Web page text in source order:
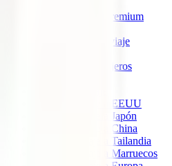
IATI Anulación Premium
IATI Anual Multiviaje
IATI Grandes Viajeros
Seguro de viaje a EEUU
Seguro de viaje a Japón
Seguro de viaje a China
Seguro de viaje a Tailandia
Seguro de viaje a Marruecos